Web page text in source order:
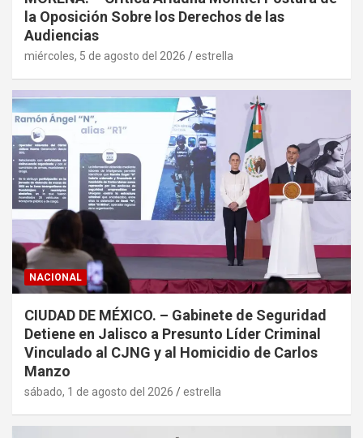
la Oposición Sobre los Derechos de las
Audiencias
miércoles, 5 de agosto del 2026 estrella
NACIONAL
CIUDAD DE MÉXICO. – Gabinete de Seguridad
Detiene en Jalisco a Presunto Líder Criminal
Vinculado al CJNG y al Homicidio de Carlos
Manzo
sábado, 1 de agosto del 2026 estrella